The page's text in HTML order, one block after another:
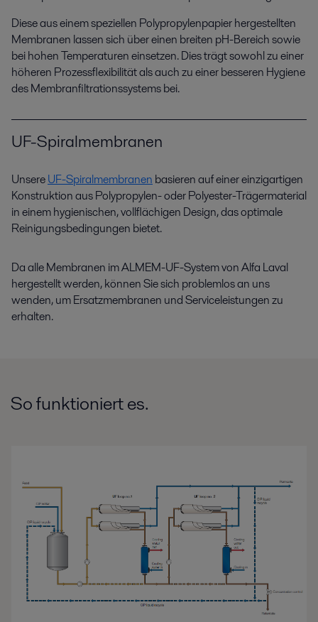
Diese aus einem speziellen Polypropylenpapierhergestellten
Membranen lassen sich über einen breiten pH-Bereich sowie
bei hohen Temperatureneinsetzen. Dies trägt sowohlzu einer
höheren Prozessflexibilität als auchzu einer besseren Hygiene
des Membranfiltrationssystemsbei.
UF-Spiralmembranen
UnsereUF-Spiralmembranen basieren auf einer einzigartigen
Konstruktion aus Polypropylen- oder Polyester-Trägermaterial
in einem hygienischen, vollflächigen Design, das optimale
Reinigungsbedingungen bietet.
Da alle Membranen im ALMEM-UF-System von Alfa Laval
hergestellt werden, können Sie sich problemlos an uns
wenden, um Ersatzmembranen und Serviceleistungen zu
erhalten.
So funktioniert es.